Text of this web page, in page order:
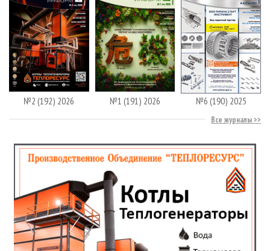
№2 (192) 2026 №1 (191) 2026 №6 (190) 2025
Все журналы